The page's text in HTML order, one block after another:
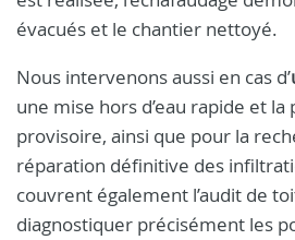
évacués et le chantier nettoyé.
Nous intervenons aussi en cas d’
une mise hors d’eau rapide et la
provisoire, ainsi que pour la
réparation définitive des
couvrent également l’audit de
diagnostiquer précisément les